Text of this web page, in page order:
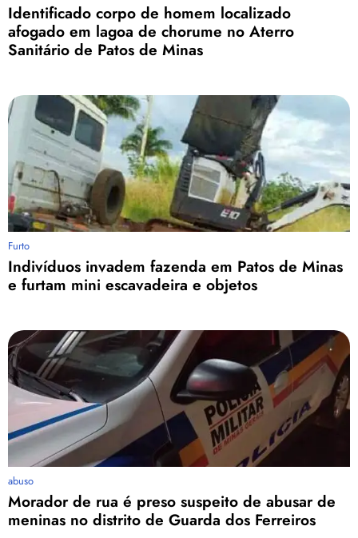
Identificado corpo de homem localizado
afogado em lagoa de chorume no Aterro
Sanitário de Patos de Minas
Furto
Indivíduos invadem fazenda em Patos de Minas
e furtam mini escavadeira e objetos
abuso
Morador de rua é preso suspeito de abusar de
meninas no distrito de Guarda dos Ferreiros